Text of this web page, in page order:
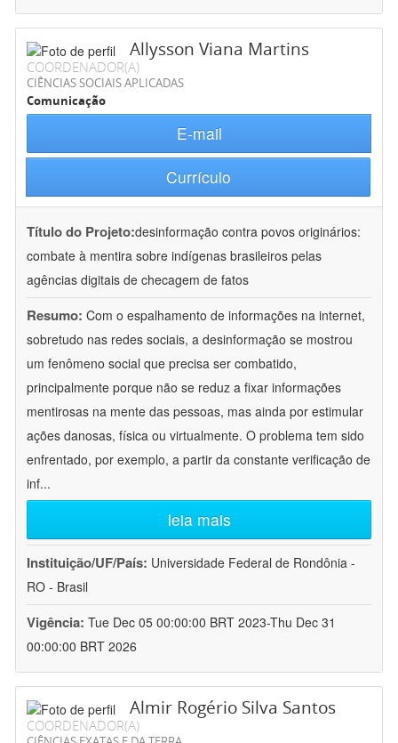
Allysson Viana Martins
COORDENADOR(A)
CIÊNCIAS SOCIAIS APLICADAS
Comunicação
E-mail
Currículo
Título do Projeto:desinformação contra povos originários:
combate à mentira sobre indígenas brasileiros pelas
agências digitais de checagem de fatos
Resumo: Com o espalhamento de informações na internet,
sobretudo nas redes sociais, a desinformação se mostrou
um fenômeno social que precisa ser combatido,
principalmente porque não se reduz a fixar informações
mentirosas na mente das pessoas, mas ainda por estimular
ações danosas, física ou virtualmente. O problema tem sido
enfrentado, por exemplo, a partir da constante verificação de
inf...
leia mais
Instituição/UF/País: Universidade Federal de Rondônia -
RO - Brasil
Vigência: Tue Dec 05 00:00:00 BRT 2023-Thu Dec 31
00:00:00 BRT 2026
Almir Rogério Silva Santos
COORDENADOR(A)